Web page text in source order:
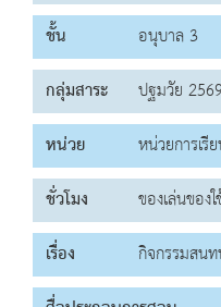
ชั้น
อนุบาล 3
กลุ่มสาระ
ปฐมวัย
หน่วย
หน่วยการเรี
ชั่วโมง
ของเล่นขอ
เรื่อง
กิจกรรมสน